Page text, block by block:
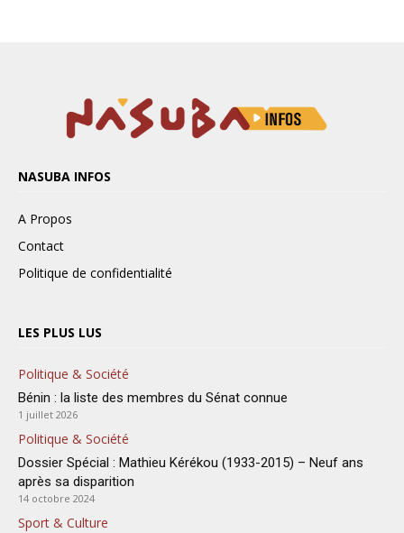
NASUBA INFOS
A Propos
Contact
Politique de confidentialité
LES PLUS LUS
Politique & Société
Bénin : la liste des membres du Sénat connue
1 juillet 2026
Politique & Société
Dossier Spécial : Mathieu Kérékou (1933-2015) – Neuf ans
après sa disparition
14 octobre 2024
Sport & Culture